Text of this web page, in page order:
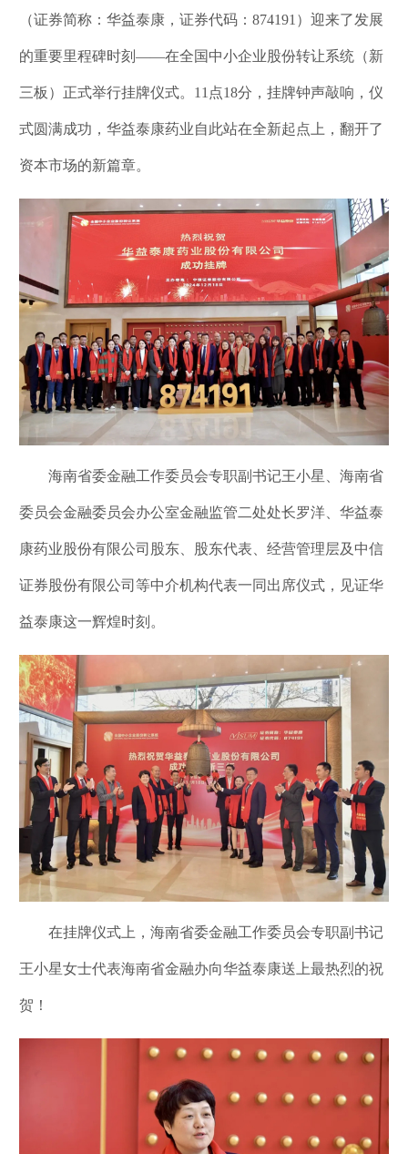
（证券简称：华益泰康，证券代码：874191）迎来了发展
的重要里程碑时刻——在全国中小企业股份转让系统（新
三板）正式举行挂牌仪式。11点18分，挂牌钟声敲响，仪
式圆满成功，华益泰康药业自此站在全新起点上，翻开了
资本市场的新篇章。
海南省委金融工作委员会专职副书记王小星、海南省
委员会金融委员会办公室金融监管二处处长罗洋、华益泰
康药业股份有限公司股东、股东代表、经营管理层及中信
证券股份有限公司等中介机构代表一同出席仪式，见证华
益泰康这一辉煌时刻。
在挂牌仪式上，海南省委金融工作委员会专职副书记
王小星女士代表海南省金融办向华益泰康送上最热烈的祝
贺！